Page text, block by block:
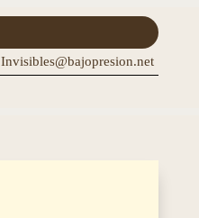
Invisibles@bajopresion.net